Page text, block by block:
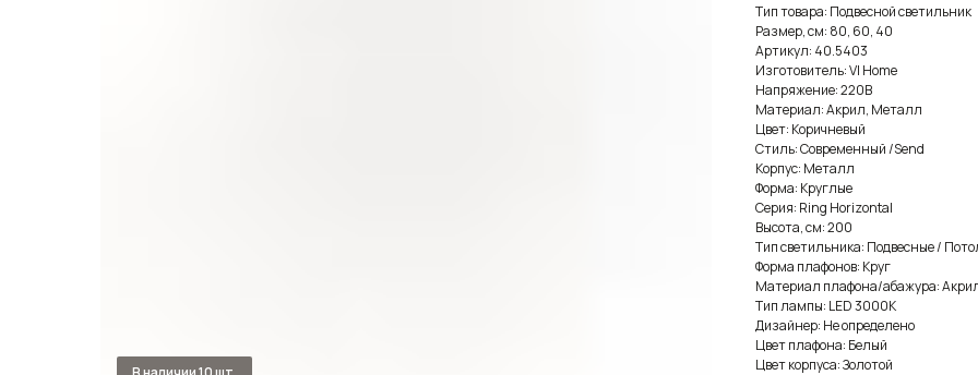
Тип товара: Подвесной светильник
Размер, см: 80, 60, 40
Артикул: 40.5403
Изготовитель: VI Home
Напряжение: 220В
Материал: Акрил, Металл
Цвет: Коричневый
Стиль: Современный /Send
Корпус: Металл
Форма: Круглые
Серия: Ring Horizontal
Высота, см: 200
Тип светильника: Подвесные /
Форма плафонов: Круг
Материал плафона/абажура:
Тип лампы: LED 3000K
Дизайнер: Не определено
Цвет плафона: Белый
Цвет корпуса: Золотой